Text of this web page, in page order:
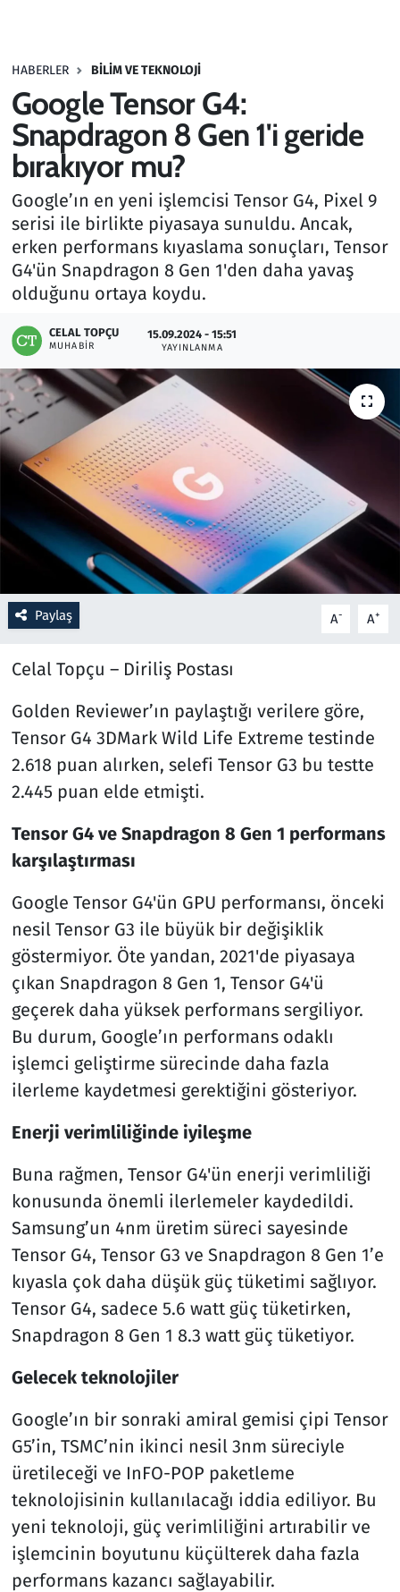
HABERLER BILIM VE TEKNOLOJI
Google Tensor G4:
Snapdragon 8 Gen 1'i geride
bırakıyor mu?
Google’ın en yeni işlemcisi Tensor G4, Pixel 9
serisi ile birlikte piyasaya sunuldu. Ancak,
erken performans kıyaslama sonuçları, Tensor
G4'ün Snapdragon 8 Gen 1'den daha yavaş
olduğunu ortaya koydu.
CELAL TOPÇU
MUHABIR
15.09.2024 - 15:51
YAYINLANMA
Paylaş A- A+
Celal Topçu – Diriliş Postası
Golden Reviewer’ın paylaştığı verilere göre,
Tensor G4 3DMark Wild Life Extreme testinde
2.618 puan alırken, selefi Tensor G3 bu testte
2.445 puan elde etmişti.
Tensor G4 ve Snapdragon 8 Gen 1 performans
karşılaştırması
Google Tensor G4'ün GPU performansı, önceki
nesil Tensor G3 ile büyük bir değişiklik
göstermiyor. Öte yandan, 2021'de piyasaya
çıkan Snapdragon 8 Gen 1, Tensor G4'ü
geçerek daha yüksek performans sergiliyor.
Bu durum, Google’ın performans odaklı
işlemci geliştirme sürecinde daha fazla
ilerleme kaydetmesi gerektiğini gösteriyor.
Enerji verimliliğinde iyileşme
Buna rağmen, Tensor G4'ün enerji verimliliği
konusunda önemli ilerlemeler kaydedildi.
Samsung’un 4nm üretim süreci sayesinde
Tensor G4, Tensor G3 ve Snapdragon 8 Gen 1’e
kıyasla çok daha düşük güç tüketimi sağlıyor.
Tensor G4, sadece 5.6 watt güç tüketirken,
Snapdragon 8 Gen 1 8.3 watt güç tüketiyor.
Gelecek teknolojiler
Google’ın bir sonraki amiral gemisi çipi Tensor
G5’in, TSMC’nin ikinci nesil 3nm süreciyle
üretileceği ve InFO-POP paketleme
teknolojisinin kullanılacağı iddia ediliyor. Bu
yeni teknoloji, güç verimliliğini artırabilir ve
işlemcinin boyutunu küçülterek daha fazla
performans kazancı sağlayabilir.
Haber
Kültür Sanat
Kurumsal Haberler
Lezzet Durağı
Memur ve Kamu
Otomobil
Oyun
Ramazan
Resmi İlanlar
Rüya Tabirleri
Sağlık
Savunma Sanayi
Seçim 2023
Spor
Teknoloji ve Bilim
Televizyon